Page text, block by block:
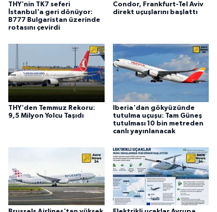
THY'nin TK7 seferi
İstanbul'a geri dönüyor:
B777 Bulgaristan üzerinde
rotasını çevirdi
Condor, Frankfurt-Tel Aviv
direkt uçuşlarını başlattı
THY'den Temmuz Rekoru:
9,5 Milyon Yolcu Taşıdı
Iberia'dan gökyüzünde
tutulma uçuşu: Tam Güneş
tutulması 10 bin metreden
canlı yayınlanacak